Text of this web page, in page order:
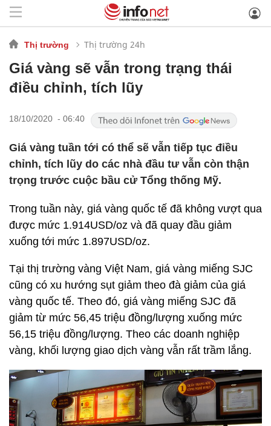
Thị trường Thị trường 24h
Giá vàng sẽ vẫn trong trạng thái
điều chỉnh, tích lũy
18/10/2020 - 06:40
Giá vàng tuần tới có thể sẽ vẫn tiếp tục điều
chỉnh, tích lũy do các nhà đầu tư vẫn còn thận
trọng trước cuộc bầu cử Tổng thống Mỹ.
Trong tuần này, giá vàng quốc tế đã không vượt qua
được mức 1.914USD/oz và đã quay đầu giảm
xuống tới mức 1.897USD/oz.
Tại thị trường vàng Việt Nam, giá vàng miếng SJC
cũng có xu hướng sụt giảm theo đà giảm của giá
vàng quốc tế. Theo đó, giá vàng miếng SJC đã
giảm từ mức 56,45 triệu đồng/lượng xuống mức
56,15 triệu đồng/lượng. Theo các doanh nghiệp
vàng, khối lượng giao dịch vàng vẫn rất trầm lắng.